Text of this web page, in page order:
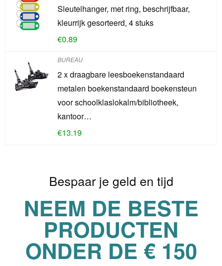
Sleutelhanger, met ring, beschrijfbaar,
kleurrijk gesorteerd, 4 stuks
€0.89
BUREAU
2 x draagbare leesboekenstandaard
metalen boekenstandaard boekensteun
voor schoolklaslokalm/bibliotheek,
kantoor…
€13.19
Bespaar je geld en tijd
NEEM DE BESTE
PRODUCTEN
ONDER DE € 150